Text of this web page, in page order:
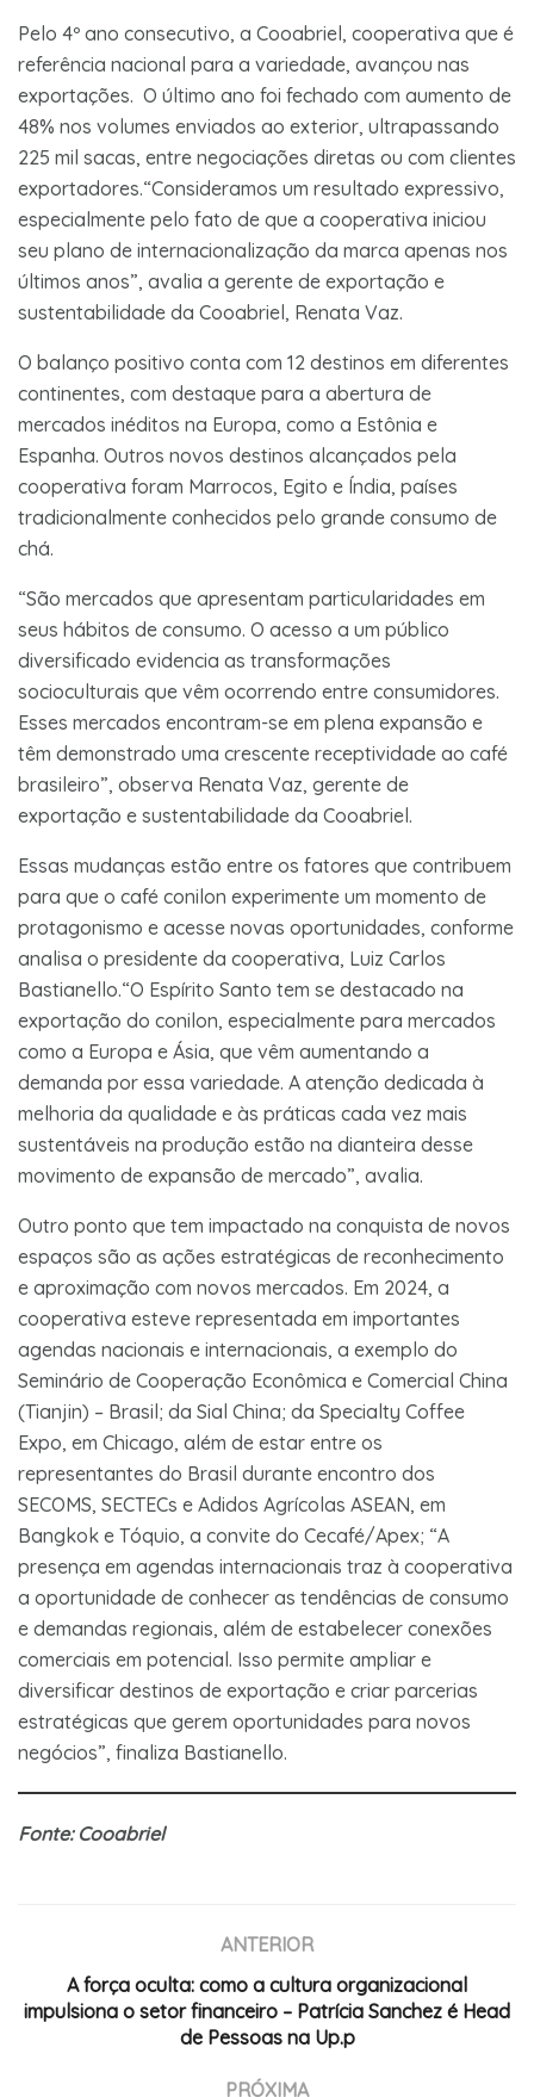
Pelo 4º ano consecutivo, a Cooabriel, cooperativa que é
referência nacional para a variedade, avançou nas
exportações. O último ano foi fechado com aumento de
48% nos volumes enviados ao exterior, ultrapassando
225 mil sacas, entre negociações diretas ou com clientes
exportadores.“Consideramos um resultado expressivo,
especialmente pelo fato de que a cooperativa iniciou
seu plano de internacionalização da marca apenas nos
últimos anos”, avalia a gerente de exportação e
sustentabilidade da Cooabriel, Renata Vaz.
O balanço positivo conta com 12 destinos em diferentes
continentes, com destaque para a abertura de
mercados inéditos na Europa, como a Estônia e
Espanha. Outros novos destinos alcançados pela
cooperativa foram Marrocos, Egito e Índia, países
tradicionalmente conhecidos pelo grande consumo de
chá.
“São mercados que apresentam particularidades em
seus hábitos de consumo. O acesso a um público
diversificado evidencia as transformações
socioculturais que vêm ocorrendo entre consumidores.
Esses mercados encontram-se em plena expansão e
têm demonstrado uma crescente receptividade ao café
brasileiro”, observa Renata Vaz, gerente de
exportação e sustentabilidade da Cooabriel.
Essas mudanças estão entre os fatores que contribuem
para que o café conilon experimente um momento de
protagonismo e acesse novas oportunidades, conforme
analisa o presidente da cooperativa, Luiz Carlos
Bastianello.“O Espírito Santo tem se destacado na
exportação do conilon, especialmente para mercados
como a Europa e Ásia, que vêm aumentando a
demanda por essa variedade. A atenção dedicada à
melhoria da qualidade e às práticas cada vez mais
sustentáveis na produção estão na dianteira desse
movimento de expansão de mercado”, avalia.
Outro ponto que tem impactado na conquista de novos
espaços são as ações estratégicas de reconhecimento
e aproximação com novos mercados. Em 2024, a
cooperativa esteve representada em importantes
agendas nacionais e internacionais, a exemplo do
Seminário de Cooperação Econômica e Comercial China
(Tianjin) – Brasil; da Sial China; da Specialty Coffee
Expo, em Chicago, além de estar entre os
representantes do Brasil durante encontro dos
SECOMS, SECTECs e Adidos Agrícolas ASEAN, em
Bangkok e Tóquio, a convite do Cecafé/Apex; “A
presença em agendas internacionais traz à cooperativa
a oportunidade de conhecer as tendências de consumo
e demandas regionais, além de estabelecer conexões
comerciais em potencial. Isso permite ampliar e
diversificar destinos de exportação e criar parcerias
estratégicas que gerem oportunidades para novos
negócios”, finaliza Bastianello.
Fonte: Cooabriel
ANTERIOR
A força oculta: como a cultura organizacional
impulsiona o setor financeiro – Patrícia Sanchez é Head
de Pessoas na Up.p
PRÓXIMA